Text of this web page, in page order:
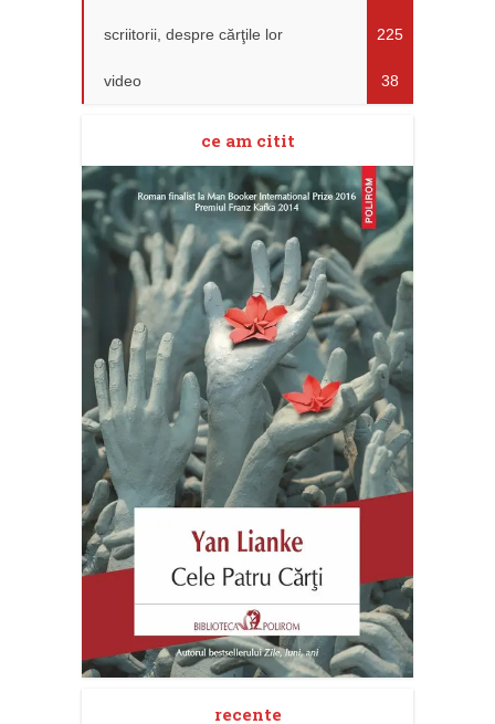
scriitorii, despre cărţile lor 225
video 38
ce am citit
recente